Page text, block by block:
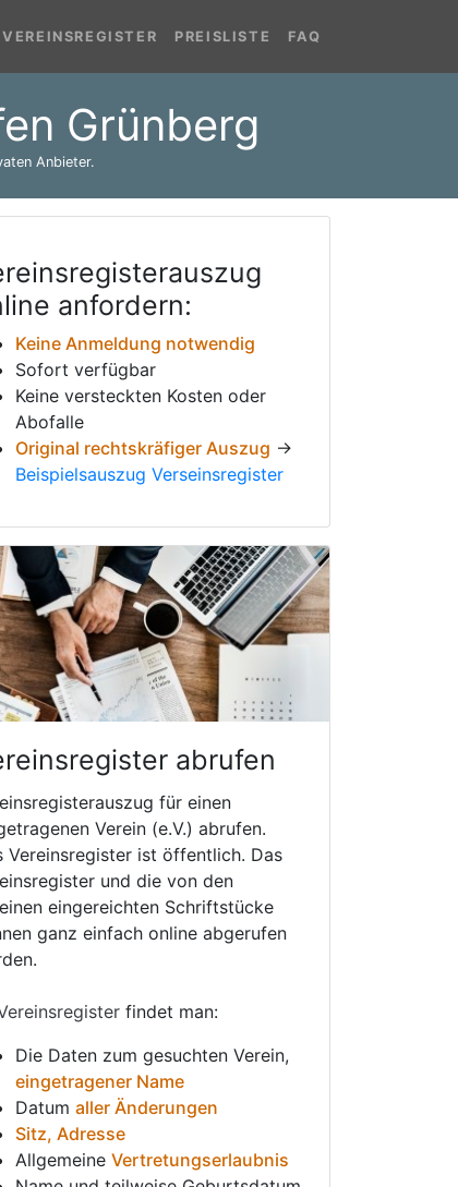
VEREINSREGISTER PREISLISTE FAQ
Grünberg
Anbieter.
anfordern:
Keine Anmeldung notwendig
Sofort verfügbar
Keine versteckten Kosten oder
Abofalle
Original rechtskräfiger Auszug →
Beispielsauszug Verseinsregister
abrufen
für einen
Verein (e.V.) abrufen.
Vereinsregister ist öffentlich. Das
und die von den
eingereichten Schriftstücke
ganz einfach online abgerufen
findet man:
Die Daten zum gesuchten Verein,
eingetragener Name
Datum aller Änderungen
Sitz, Adresse
Allgemeine Vertretungserlaubnis